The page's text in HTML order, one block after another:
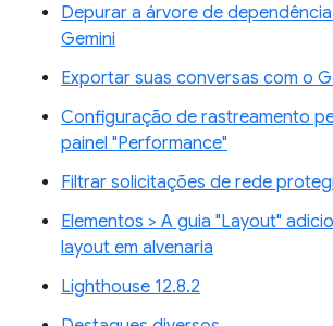
Depurar a árvore de
Gemini
Exportar suas conversas com o
Configuração de rastreamento
painel "Performance"
Filtrar solicitações de rede
Elementos > A guia "Layout"
layout em alvenaria
Lighthouse 12.8.2